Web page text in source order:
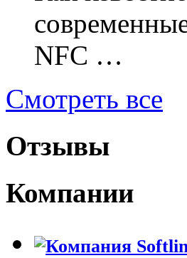
NFC …
Смотреть все
Отзывы
Компании